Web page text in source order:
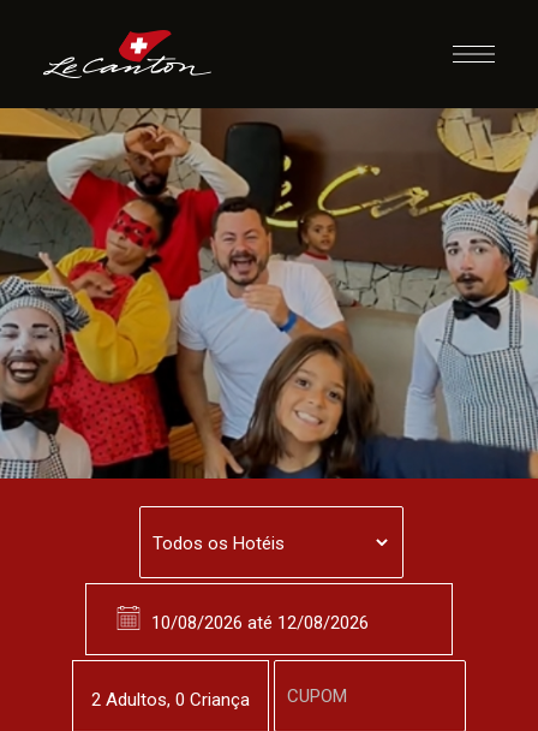
Check in Animado
2 Adultos, 0 Criança